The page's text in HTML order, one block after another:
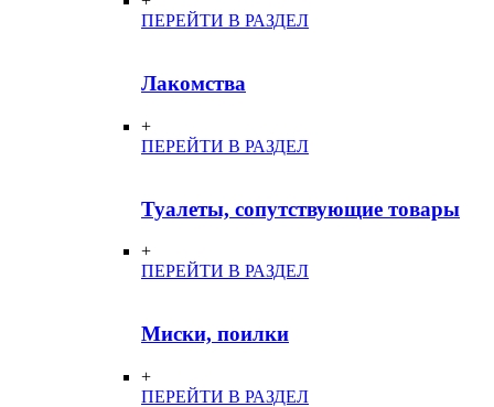
ПЕРЕЙТИ В РАЗДЕЛ
Лакомства
+
ПЕРЕЙТИ В РАЗДЕЛ
Туалеты, сопутствующие товары
+
ПЕРЕЙТИ В РАЗДЕЛ
Миски, поилки
+
ПЕРЕЙТИ В РАЗДЕЛ